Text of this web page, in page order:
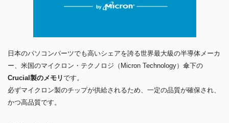
日本のパソコンパーツでも高いシェアを誇る世界最大級の半導体メーカ
ー、米国のマイクロン・テクノロジ（Micron Technology）傘下の
Crucial製のメモリです。
必ずマイクロン製のチップが供給されるため、一定の品質が確保され、
かつ高品質です。